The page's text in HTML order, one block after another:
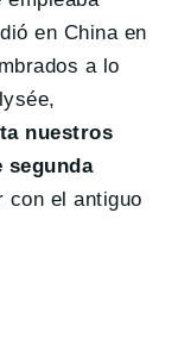
en China en
a lo
nuestros
segunda
con el antiguo